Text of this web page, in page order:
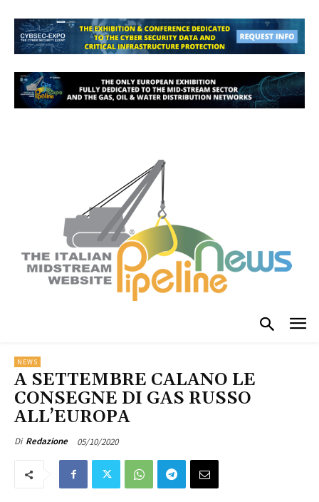
NEWS
A SETTEMBRE CALANO LE
CONSEGNE DI GAS RUSSO
ALL’EUROPA
Di Redazione 05/10/2020